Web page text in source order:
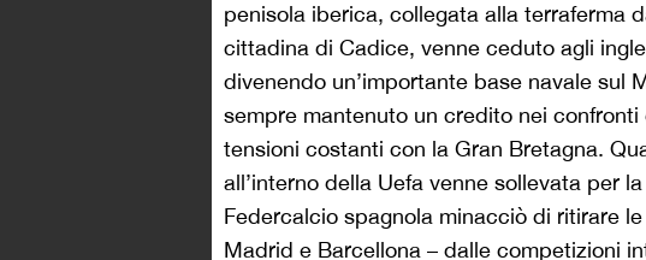
penisola iberica, collegata alla terraferma
cittadina di Cadice, venne ceduto agli
divenendo un’importante base navale sul
sempre mantenuto un credito nei
tensioni costanti con la Gran Bretagna.
all’interno della Uefa venne sollevata per
Federcalcio spagnola minacciò di ritirare
Madrid e Barcellona – dalle competizioni